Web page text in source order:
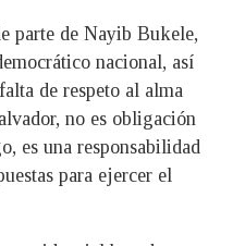
parte de Nayib Bukele,
nacional, así
de respeto al alma
no es obligación
es una responsabilidad
para ejercer el